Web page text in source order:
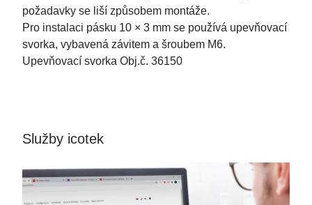
požadavky se liší způsobem montáže.
Pro instalaci pásku 10 × 3 mm se používá upevňovací
svorka, vybavená závitem a šroubem M6.
Upevňovací svorka Obj.č. 36150
Služby icotek